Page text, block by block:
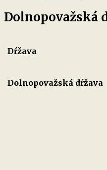
Dolnopovažská
Dŕžava
Dolnopovažská dŕžava